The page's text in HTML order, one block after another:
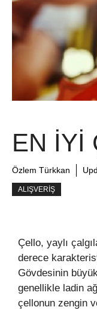
EN İYI
Özlem Türkkan
ALIŞVERIŞ
Çello, yaylı
derece
Gövdesinin
genellikle ladin
çellonun zengin